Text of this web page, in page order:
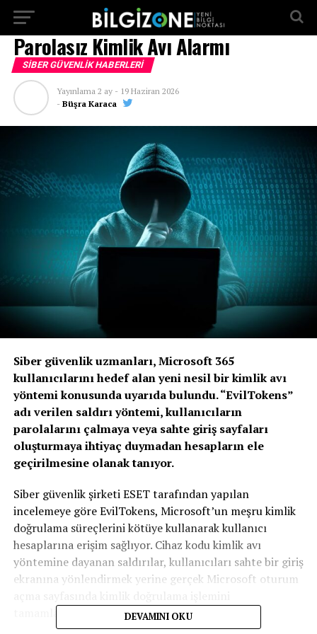
Parolasız Kimlik Avı Alarmı
SIBER GÜVENLIK HABERLERI
Yayınlama 2 ay - 19 Haziran 2026
- Büşra Karaca
Siber güvenlik uzmanları, Microsoft 365
kullanıcılarını hedef alan yeni nesil bir kimlik avı
yöntemi konusunda uyarıda bulundu. “EvilTokens”
adı verilen saldırı yöntemi, kullanıcıların
parolalarını çalmaya veya sahte giriş sayfaları
oluşturmaya ihtiyaç duymadan hesapların ele
geçirilmesine olanak tanıyor.
Siber güvenlik şirketi ESET tarafından yapılan
incelemeye göre EvilTokens, Microsoft’un meşru kimlik
doğrulama süreçlerini kötüye kullanarak kullanıcı
hesaplarına erişim sağlıyor. Cihaz kodu kimlik avı
yöntemine dayanan saldırılar, kullanıcıları sahte bir giriş
ekranına yönlendirmek yerine gerçek Microsoft oturum
tamamlamaya ikna ediyor.DEVAMINI OKU